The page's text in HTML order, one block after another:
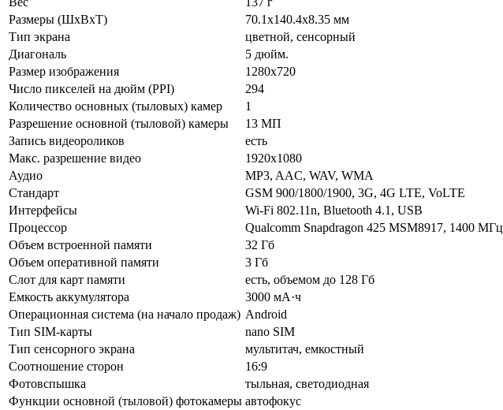
Размеры (ШxВxТ)
70.1x140.4x8.35 мм
Тип экрана
цветной, сенсорный
Диагональ
5 дюйм.
Размер изображения
1280x720
Число пикселей на дюйм (PPI)
294
Количество основных (тыловых) камер
1
Разрешение основной (тыловой) камеры
13 МП
Запись видеороликов
есть
Макс. разрешение видео
1920x1080
Аудио
MP3, AAC, WAV, WMA
Стандарт
GSM 900/1800/1900, 3G, 4G LTE, VoLTE
Интерфейсы
Wi-Fi 802.11n, Bluetooth 4.1, USB
Процессор
Qualcomm Snapdragon 425 MSM8917, 1400 МГц
Объем встроенной памяти
32 Гб
Объем оперативной памяти
3 Гб
Слот для карт памяти
есть, объемом до 128 Гб
Емкость аккумулятора
3000 мА·ч
Операционная система (на начало продаж) Android
Тип SIM-карты
nano SIM
Тип сенсорного экрана
мультитач, емкостный
Соотношение сторон
16:9
Фотовспышка
тыльная, светодиодная
Функции основной (тыловой) фотокамеры автофокус